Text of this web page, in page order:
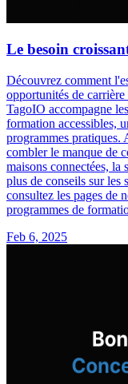
Le besoin
Découvrez comment
opportunités de
TagoIO accompagne
formation accessibles,
programmes pratiques.
combler le manque de
maisons connectées, la
plus de conseils sur les
consultez les pages de
programmes de
Feb 6, 2025